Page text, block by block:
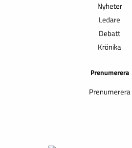
Nyheter
Ledare
Debatt
Krönika
Prenumerera
Prenumerera